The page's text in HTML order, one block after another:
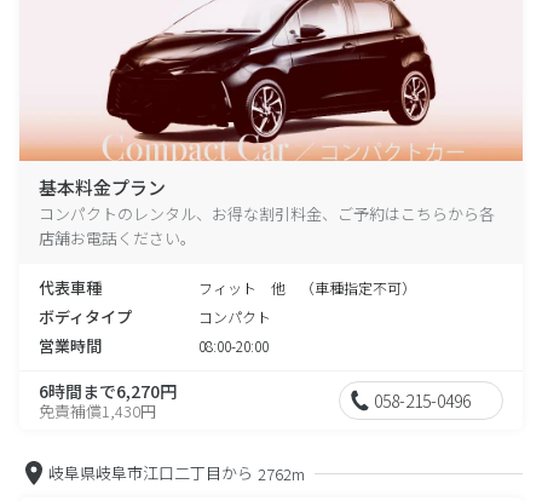
基本料金プラン
コンパクトのレンタル、お得な割引料金、ご予約はこちらから各
店舗お電話ください。
代表車種 フィット 他 （車種指定不可）
ボディタイプ コンパクト
営業時間 08:00-20:00
6時間まで6,270円
免責補償1,430円 058-215-0496
岐阜県岐阜市江口二丁目から 2762m